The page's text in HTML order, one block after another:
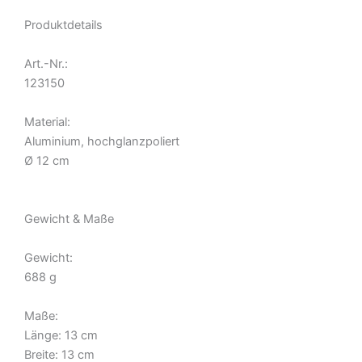
Produktdetails
Art.-Nr.:
123150
Material:
Aluminium, hochglanzpoliert
Ø 12 cm
Gewicht & Maße
Gewicht:
688 g
Maße:
Länge: 13 cm
Breite: 13 cm